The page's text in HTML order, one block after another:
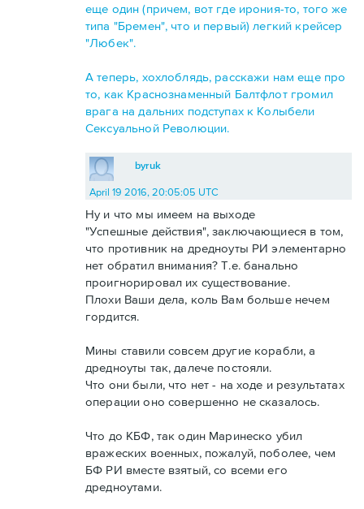
еще один (причем, вот где ирония-то, того же
типа "Бремен", что и первый) легкий крейсер
"Любек".
А теперь, хохлоблядь, расскажи нам еще про
то, как Краснознаменный Балтфлот громил
врага на дальних подступах к Колыбели
Сексуальной Революции.
byruk
April 19 2016, 20:05:05 UTC
Ну и что мы имеем на выходе
"Успешные действия", заключающиеся в том,
что противник на дредноуты РИ элементарно
нет обратил внимания? Т.е. банально
проигнорировал их существование.
Плохи Ваши дела, коль Вам больше нечем
гордится.
Мины ставили совсем другие корабли, а
дредноуты так, далече постояли.
Что они были, что нет - на ходе и результатах
операции оно совершенно не сказалось.
Что до КБФ, так один Маринеско убил
вражеских военных, пожалуй, поболее, чем
БФ РИ вместе взятый, со всеми его
дредноутами.